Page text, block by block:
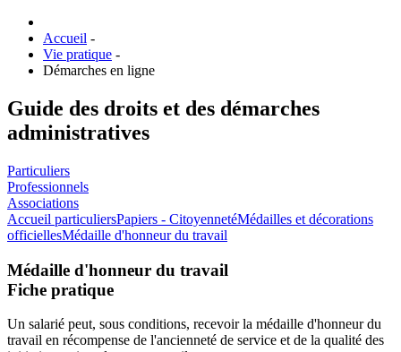
Accueil -
Vie pratique -
Démarches en ligne
Guide des droits et des démarches
administratives
Particuliers
Professionnels
Associations
Accueil particuliersPapiers - CitoyennetéMédailles et décorations
officiellesMédaille d'honneur du travail
Médaille d'honneur du travail
Fiche pratique
Un salarié peut, sous conditions, recevoir la médaille d'honneur du
travail en récompense de l'ancienneté de service et de la qualité des